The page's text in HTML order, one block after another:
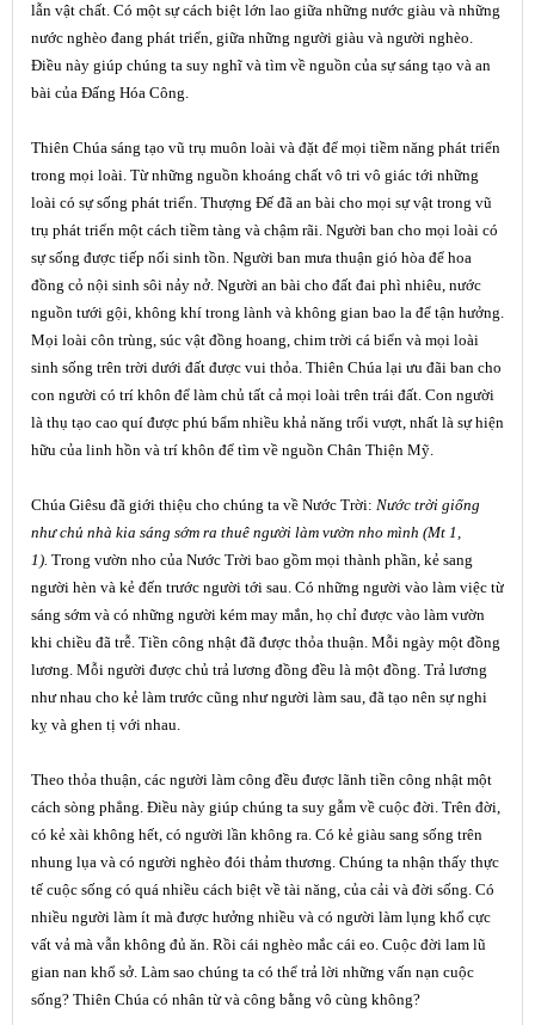
lẫn vật chất. Có một sự cách biệt lớn lao giữa những nước giàu và những
nước nghèo đang phát triển, giữa những người giàu và người nghèo.
Điều này giúp chúng ta suy nghĩ và tìm về nguồn của sự sáng tạo và an
bài của Đấng Hóa Công.
Thiên Chúa sáng tạo vũ trụ muôn loài và đặt để mọi tiềm năng phát triển
trong mọi loài. Từ những nguồn khoáng chất vô tri vô giác tới những
loài có sự sống phát triển. Thượng Đế đã an bài cho mọi sự vật trong vũ
trụ phát triển một cách tiềm tàng và chậm rãi. Người ban cho mọi loài có
sự sống được tiếp nối sinh tồn. Người ban mưa thuận gió hòa để hoa
đồng cỏ nội sinh sôi nảy nở. Người an bài cho đất đai phì nhiêu, nước
nguồn tưới gội, không khí trong lành và không gian bao la để tận hưởng.
Mọi loài côn trùng, súc vật đồng hoang, chim trời cá biển và mọi loài
sinh sống trên trời dưới đất được vui thỏa. Thiên Chúa lại ưu đãi ban cho
con người có trí khôn để làm chủ tất cả mọi loài trên trái đất. Con người
là thụ tạo cao quí được phú bẩm nhiều khả năng trổi vượt, nhất là sự hiện
hữu của linh hồn và trí khôn để tìm về nguồn Chân Thiện Mỹ.
Chúa Giêsu đã giới thiệu cho chúng ta về Nước Trời: Nước trời giống
như chủ nhà kia sáng sớm ra thuê người làm vườn nho mình (Mt 1,
1). Trong vườn nho của Nước Trời bao gồm mọi thành phần, kẻ sang
người hèn và kẻ đến trước người tới sau. Có những người vào làm việc từ
sáng sớm và có những người kém may mắn, họ chỉ được vào làm vườn
khi chiều đã trễ. Tiền công nhật đã được thỏa thuận. Mỗi ngày một đồng
lương. Mỗi người được chủ trả lương đồng đều là một đồng. Trả lương
như nhau cho kẻ làm trước cũng như người làm sau, đã tạo nên sự nghi
kỵ và ghen tị với nhau.
Theo thỏa thuận, các người làm công đều được lãnh tiền công nhật một
cách sòng phẳng. Điều này giúp chúng ta suy gẫm về cuộc đời. Trên đời,
có kẻ xài không hết, có người lần không ra. Có kẻ giàu sang sống trên
nhung lụa và có người nghèo đói thảm thương. Chúng ta nhận thấy thực
tế cuộc sống có quá nhiều cách biệt về tài năng, của cải và đời sống. Có
nhiều người làm ít mà được hưởng nhiều và có người làm lụng khổ cực
vất vả mà vẫn không đủ ăn. Rồi cái nghèo mắc cái eo. Cuộc đời lam lũ
gian nan khổ sở. Làm sao chúng ta có thể trả lời những vấn nạn cuộc
sống? Thiên Chúa có nhân từ và công bằng vô cùng không?